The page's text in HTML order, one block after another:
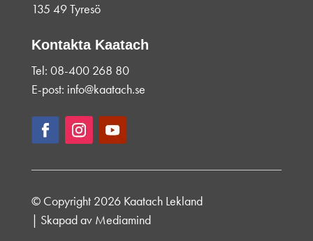
135 49 Tyresö
Kontakta Kaatach
Tel: 08-400 268 80
E-post: info@kaatach.se
© Copyright 2026 Kaatach Lekland
| Skapad av Mediamind